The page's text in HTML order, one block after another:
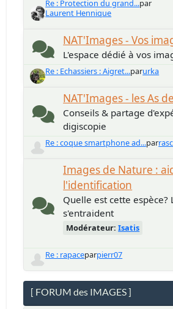
Re : Protection du grand...par
Laurent Hennique
NAT'Images - Vos
L'espace dédié à vos
Re : Echassiers : Aigret...parurka
NAT'Images - les As
Conseils & partage
digiscopie
Re : coque smartphone ad...par
Images de Nature :
l'identification
Quelle est cette espèce?
s'entraident
Modérateur:Isatis
Re : rapaceparpierr07
[ FORUM des IMAGES ]